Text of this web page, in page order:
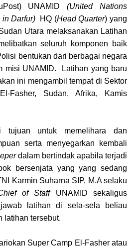
UNAMID(United Nations
Darfur) HQ (Head Quarter) yang
Utara melaksanakan Latihan
seluruh komponen baik
bentukan dari berbagai negara
misi UNAMID.
Latihan yang baru
ini mengambil tempat di Sektor
Fasher, Sudan, Afrika,
Kamis
tujuan untuk memelihara dan
serta menyegarkan kembali
dalam bertindak apabila terjadi
bersenjata yang yang sedang
Karmin Suharna SIP, M.A selaku
of StaffUNAMID sekaligus
latihan di sela-sela beliau
latihan tersebut.
Super Camp El-Fasher atau